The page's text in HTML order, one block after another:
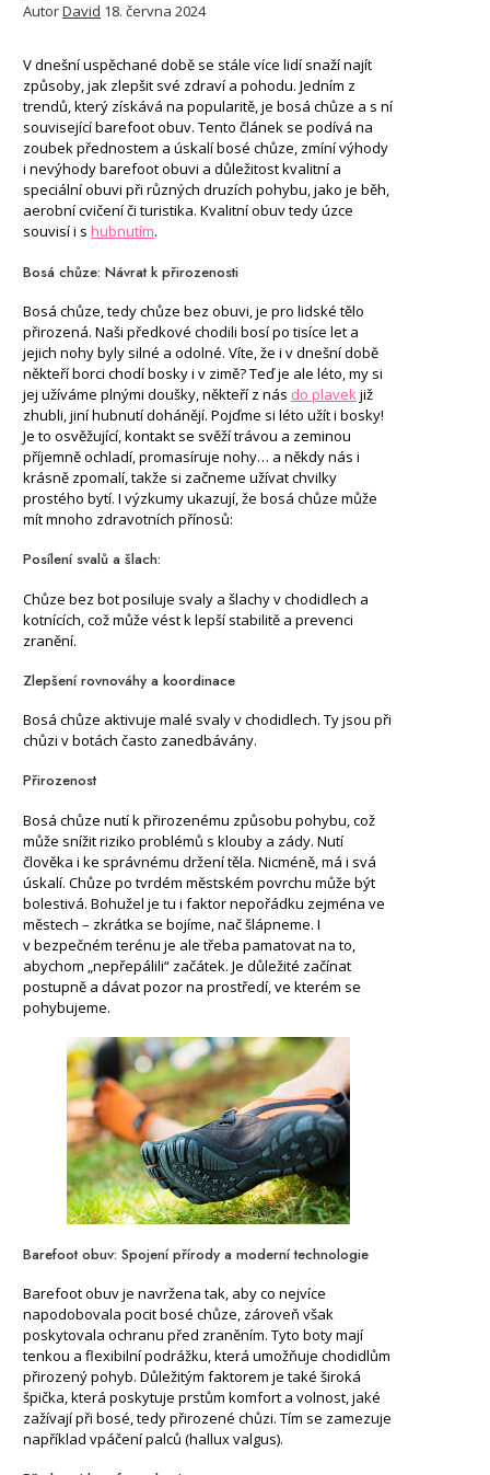
AutorDavid 18. června 2024
V dnešní uspěchané době se stále více lidí snaží najít
způsoby, jak zlepšit své zdraví a pohodu. Jedním z
trendů, který získává na popularitě, je bosá chůze a s ní
související barefoot obuv. Tento článek se podívá na
zoubek přednostem a úskalí bosé chůze, zmíní výhody
i nevýhody barefoot obuvi a důležitost kvalitní a
speciální obuvi při různých druzích pohybu, jako je běh,
aerobní cvičení či turistika. Kvalitní obuv tedy úzce
souvisí i s hubnutím.
Bosá chůze: Návrat k přirozenosti
Bosá chůze, tedy chůze bez obuvi, je pro lidské tělo
přirozená. Naši předkové chodili bosí po tisíce let a
jejich nohy byly silné a odolné. Víte, že i v dnešní době
někteří borci chodí bosky i v zimě? Teď je ale léto, my si
jej užíváme plnými doušky, někteří z nás do plavekjiž
zhubli, jiní hubnutí dohánějí. Pojďme si léto užít i bosky!
Je to osvěžující, kontakt se svěží trávou a zeminou
příjemně ochladí, promasíruje nohy… a někdy nás i
krásně zpomalí, takže si začneme užívat chvilky
prostého bytí. I výzkumy ukazují, že bosá chůze může
mít mnoho zdravotních přínosů:
Posílení svalů a šlach:
Chůze bez bot posiluje svaly a šlachy v chodidlech a
kotnících, což může vést k lepší stabilitě a prevenci
zranění.
Zlepšení rovnováhy a koordinace
Bosá chůze aktivuje malé svaly v chodidlech. Ty jsou při
chůzi v botách často zanedbávány.
Přirozenost
Bosá chůze nutí k přirozenému způsobu pohybu, což
může snížit riziko problémů s klouby a zády. Nutí
člověka i ke správnému držení těla. Nicméně, má i svá
úskalí. Chůze po tvrdém městském povrchu může být
bolestivá. Bohužel je tu i faktor nepořádku zejména ve
městech – zkrátka se bojíme, nač šlápneme. I
v bezpečném terénu je ale třeba pamatovat na to,
abychom „nepřepálili“ začátek. Je důležité začínat
postupně a dávat pozor na prostředí, ve kterém se
pohybujeme.
Barefoot obuv: Spojení přírody a moderní technologie
Barefoot obuv je navržena tak, aby co nejvíce
napodobovala pocit bosé chůze, zároveň však
poskytovala ochranu před zraněním. Tyto boty mají
tenkou a flexibilní podrážku, která umožňuje chodidlům
přirozený pohyb. Důležitým faktorem je také široká
špička, která poskytuje prstům komfort a volnost, jaké
zažívají při bosé, tedy přirozené chůzi. Tím se zamezuje
například vpáčení palců (hallux valgus).